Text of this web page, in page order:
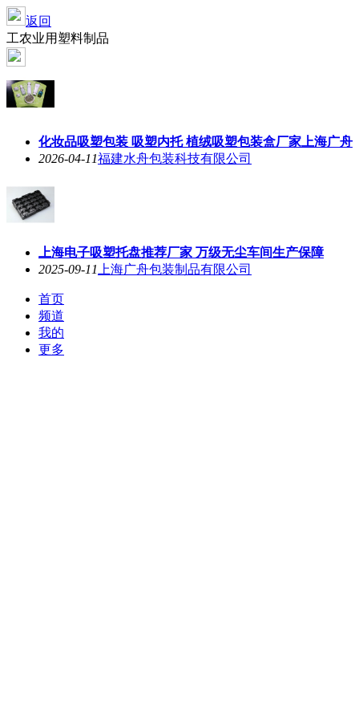
返回
工农业用塑料制品
化妆品吸塑包装 吸塑内托 植绒吸塑包装盒厂家上海广舟
2026-04-11福建水舟包装科技有限公司
上海电子吸塑托盘推荐厂家 万级无尘车间生产保障
2025-09-11 上海广舟包装制品有限公司
首页
频道
我的
更多